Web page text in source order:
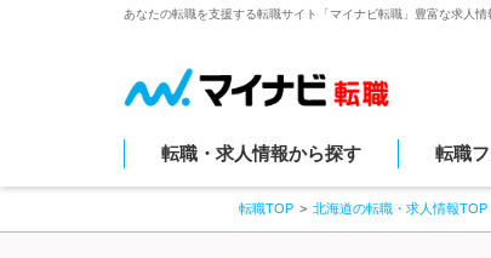
あなたの転職を支援する転職サイト「マイナビ転職」豊富な求人
転職・求人情報から探す 転職
転職TOP 北海道の転職・求人情報TOP